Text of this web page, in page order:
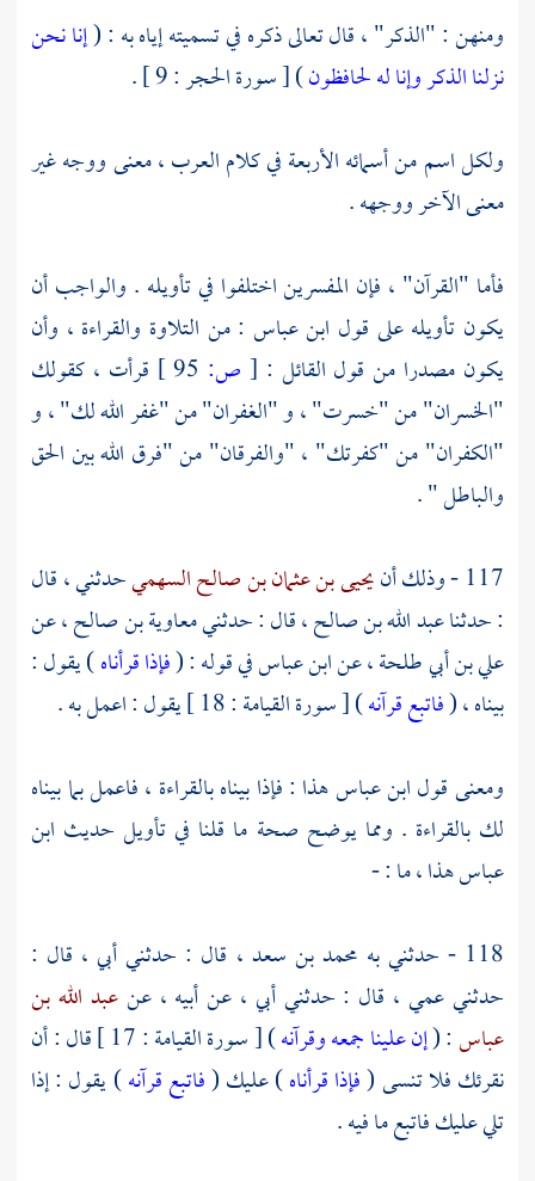
ومنهن : "الذكر" ، قال تعالى ذكره في تسميته إياه به : (إنا نحن
نزلنا الذكر وإنا له لحافظون) [ سورة الحجر : 9 ] .
ولكل اسم من أسمائه الأربعة في كلامالعرب ،معنى ووجه غير
معنى الآخر ووجهه .
فأما "القرآن" ، فإن المفسرين اختلفوا في تأويله . والواجب أن
يكون تأويله على قول ابن عباس :من التلاوة والقراءة ، وأن
يكون مصدرا من قول القائل : [ ص:
قرأت ، كقولك
"الخسران" من "خسرت" ، و "الغفران" من "غفر الله لك" ، و
"الكفران" من "كفرتك" ، "والفرقان" من "فرق الله بين الحق
والباطل " .
117 - وذلك أن
يحيى بن عثمان بن صالح السهميحدثني ، قال
: حدثناعبد الله بن صالح ،قال : حدثنيمعاوية بن صالح ،عن
علي بن أبي طلحة ،عنابن عباسفي قوله : (فإذا قرأناه) يقول :
بيناه ، (فاتبع قرآنه) [ سورة القيامة : 18 ] يقول : اعمل به .
ومعنى قولابن عباسهذا : فإذا بيناه بالقراءة ، فاعمل بما بيناه
لك بالقراءة . ومما يوضح صحة ما قلنا في تأويل حديث ابن
عباسهذا ، ما : -
118 - حدثني به
محمد بن سعد ، قال : حدثني أبي ، قال :
حدثني عمي ، قال : حدثني أبي ، عن أبيه ، عنعبد الله بن
عباس: (إن علينا جمعه وقرآنه
) [ سورة القيامة : 17 ] قال : أن
نقرئك فلا تنسى (فإذا قرأناه) عليك (فاتبع قرآنه) يقول : إذا
تلي عليك فاتبع ما فيه .